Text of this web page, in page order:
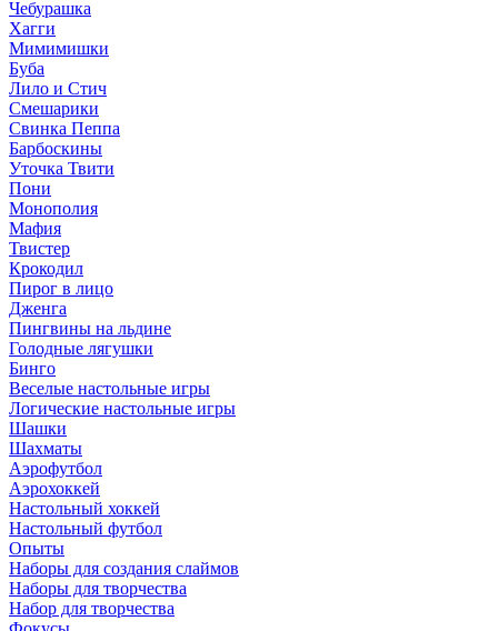
Чебурашка
Хагги
Мимимишки
Буба
Лило и Стич
Смешарики
Свинка Пеппа
Барбоскины
Уточка Твити
Пони
Монополия
Мафия
Твистер
Крокодил
Пирог в лицо
Дженга
Пингвины на льдине
Голодные лягушки
Бинго
Веселые настольные игры
Логические настольные игры
Шашки
Шахматы
Аэрофутбол
Аэрохоккей
Настольный хоккей
Настольный футбол
Опыты
Наборы для создания слаймов
Наборы для творчества
Набор для творчества